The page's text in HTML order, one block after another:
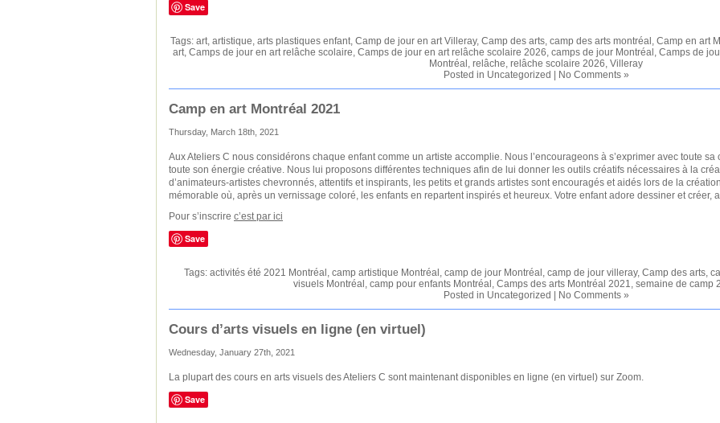
Save
Tags: art, artistique, arts plastiques enfant, Camp de jour en art Villeray, Camp des arts, camp des arts montréal , Camp en art
art, Camps de jour en art relâche scolaire, Camps de jour en art relâche scolaire 2026, camps de jour Montréal , Camps de
Montréal , relâche, relâche scolaire 2026, Villeray
Posted in Uncategorized No Comments »
Camp en art Montréal 2021
Thursday, March 18th, 2021
Aux Ateliers C nous considérons chaque enfant comme un artiste accomplie. Nous l’encourageons à s’exprimer avec toute
toute son énergie créative. Nous lui proposons différentes techniques afin de lui donner les outils créatifs nécessaires à la
d’animateurs-artistes chevronnés, attentifs et inspirants, les petits et grands artistes sont encouragés et aidés lors de la
mémorable où, après un vernissage coloré, les enfants en repartent inspirés et heureux. Votre enfant adore dessiner et créer,
Pour s’inscrire c’est par ici
Save
Tags: activités été 2021 Montréal , camp artistique Montréal , camp de jour Montréal , camp de jour villeray, Camp des arts,
visuels Montréal , camp pour enfants Montréal , Camps des arts Montréal 2021, semaine de camp
Posted in Uncategorized No Comments »
Cours d’arts visuels en ligne (en virtuel)
Wednesday, January 27th, 2021
La plupart des cours en arts visuels des Ateliers C sont maintenant disponibles en ligne (en virtuel) sur Zoom.
Save